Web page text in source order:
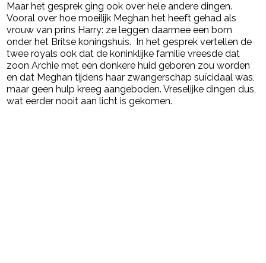
Maar het gesprek ging ook over hele andere dingen.
Vooral over hoe moeilijk Meghan het heeft gehad als
vrouw van prins Harry: ze leggen daarmee een bom
onder het Britse koningshuis. In het gesprek vertellen de
twee royals ook dat de koninklijke familie vreesde dat
zoon Archie met een donkere huid geboren zou worden
en dat Meghan tijdens haar zwangerschap suïcidaal was,
maar geen hulp kreeg aangeboden. Vreselijke dingen dus,
wat eerder nooit aan licht is gekomen.